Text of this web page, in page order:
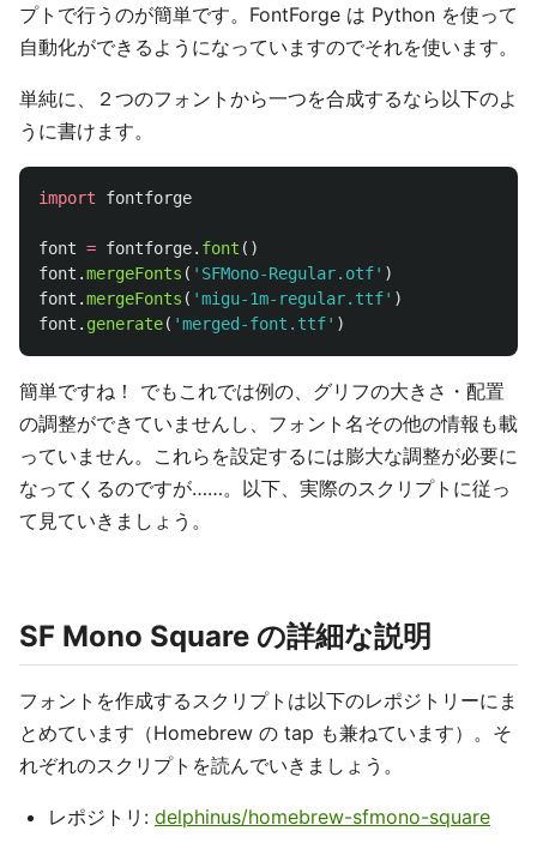
プトで行うのが簡単です。FontForge は Python を使って
自動化ができるようになっていますのでそれを使います。
単純に、２つのフォントから一つを合成するなら以下のよ
うに書けます。
import fontforge
font = fontforge. font ()
font .mergeFonts ( ' SFMono-Regular.otf' )
font .mergeFonts ( 'migu-1m-regular.ttf' )
font . generate( 'merged-font.ttf' )
簡単ですね！ でもこれでは例の、グリフの大きさ・配置
の調整ができていませんし、フォント名その他の情報も載
っていません。これらを設定するには膨大な調整が必要に
なってくるのですが……。以下、実際のスクリプトに従っ
て見ていきましょう。
SF Mono Square の詳細な説明
フォントを作成するスクリプトは以下のレポジトリーにま
とめています（Homebrew の tap も兼ねています）。そ
れぞれのスクリプトを読んでいきましょう。
レポジトリ: delphinus/homebrew-sfmono-square